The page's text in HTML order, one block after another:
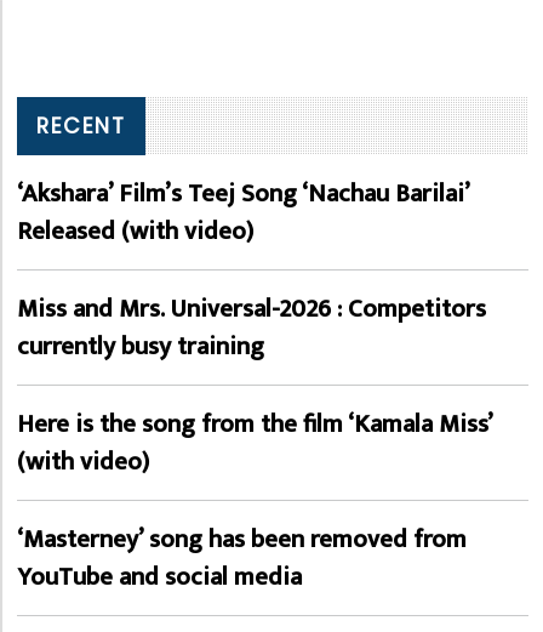
RECENT
‘Akshara’ Film’s Teej Song ‘Nachau Barilai’
Released (with video)
Miss and Mrs. Universal-2026 : Competitors
currently busy training
Here is the song from the film ‘Kamala Miss’
(with video)
‘Masterney’ song has been removed from
YouTube and social media